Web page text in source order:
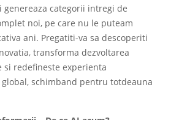
genereaza categorii intregi de
noi, pe care nu le puteam
ani. Pregatiti-va sa descoperiti
transforma dezvoltarea
si redefineste experienta
schimband pentru totdeauna